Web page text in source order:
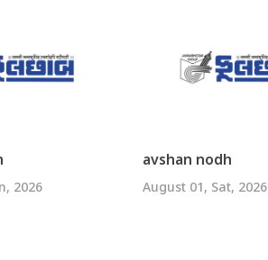
2026
avshan nodh
August 01, Sat, 2026